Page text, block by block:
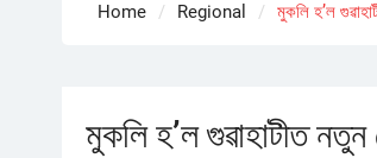
Home Regional মুকলি হ’ল
মুকলি হ’ল গুৱাহাটীত নতুন